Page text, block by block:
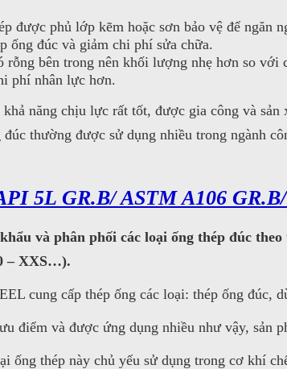
được phủ lớp kẽm hoặc sơn bảo vệ để ngăn
ống đúc và giảm chi phí sửa chữa.
rỗng bên trong nên khối lượng nhẹ hơn so
phí nhân lực hơn.
năng chịu lực rất tốt, được gia công và
thường được sử dụng nhiều trong ngành
5L GR.B/ ASTM A106
và phân phối các loại ống thép đúc
– XXS…).
cung cấp thép ống các loại: thép ống đúc,
điểm và được ứng dụng nhiều như vậy, sản
ống thép này chủ yếu sử dụng trong cơ khí